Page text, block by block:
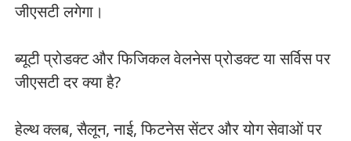
जीएसटी लगेगा।
ब्यूटी प्रोडक्ट और फिजिकल वेलनेस प्रोडक्ट या सर्विस पर
जीएसटी दर क्या है?
हेल्थ क्लब, सैलून, नाई, फिटनेस सेंटर और योग सेवाओं पर